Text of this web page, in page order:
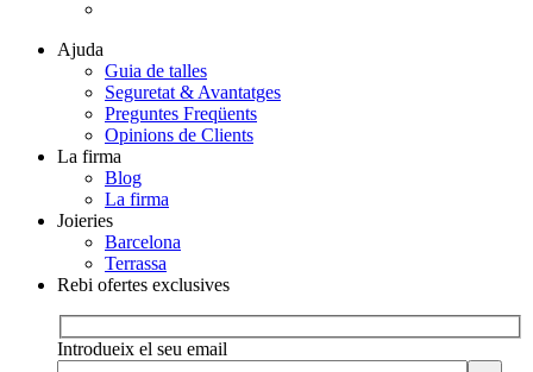
Ajuda
Guia de talles
Seguretat & Avantatges
Preguntes Freqüents
Opinions de Clients
La firma
Blog
La firma
Joieries
Barcelona
Terrassa
Rebi ofertes exclusives
Introdueix el seu email